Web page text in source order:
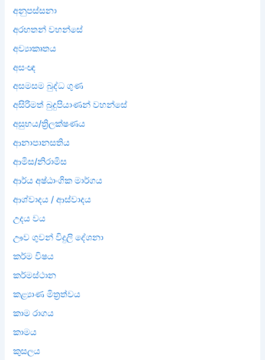
අනුපස්සනා
අරහතන් වහන්සේ
අව්‍යාකෘතය
අසංඥ
අසමසම බුද්ධ ගුණ
අසිරිමත් බුදුපියාණන් වහන්සේ
අසුභය/ත්‍රිලක්ෂණය
ආනාපානසතිය
ආමිස/නිරාමිස
ආර්ය අෂ්ඨාංගික මාර්ගය
ආශ්වාදය / ආස්වාදය
උදය වය
ඌව ගුවන් විදුලි දේශනා
කර්ම විෂය
කර්මස්ථාන
කළ්‍යාණ මිත්‍රත්වය
කාම රාගය
කාමය
කුසලය